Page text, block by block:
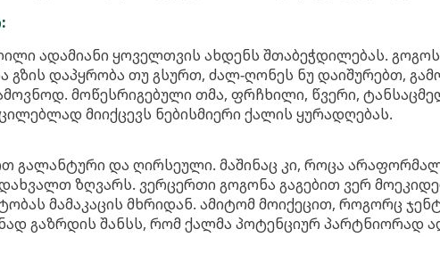
ადამიანი ყოველთვის ახდენს შთაბეჭდილებას.
გზის დაპყრობა თუ გსურთ, ძალ-ღონეს ნუ დაიშურებთ,
მოწესრიგებული თმა, ფრჩხილი, წვერი,
მიიქცევს ნებისმიერი ქალის ყურადღებას.
გალანტური და ღირსეული. მაშინაც კი, როცა
ზღვარს. ვერცერთი გოგონა გაგებით ვერ
მამაკაცის მხრიდან. ამიტომ მოიქეცით, როგორც
გაზრდის შანსს, რომ ქალმა პოტენციურ პარტნიორად